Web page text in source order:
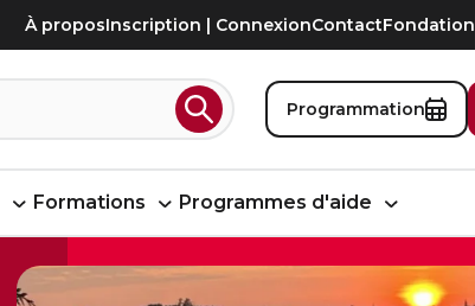
À proposInscription | ConnexionContactFondation
RechercherProgrammation
Formations Programmes d'aide